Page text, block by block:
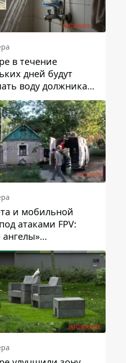
в течение
дней будут
воду должникам
районе: адреса
и мобильной
атаками FPV:
людей из
громады